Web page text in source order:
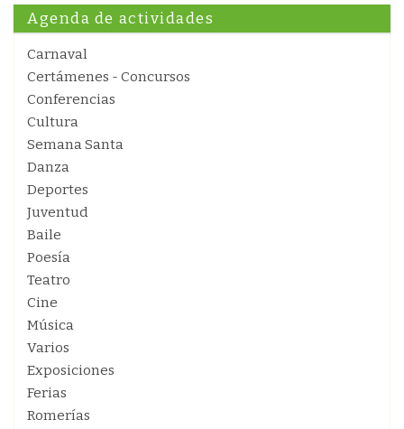
Agenda de actividades
Carnaval
Certámenes - Concursos
Conferencias
Cultura
Semana Santa
Danza
Deportes
Juventud
Baile
Poesía
Teatro
Cine
Música
Varios
Exposiciones
Ferias
Romerías